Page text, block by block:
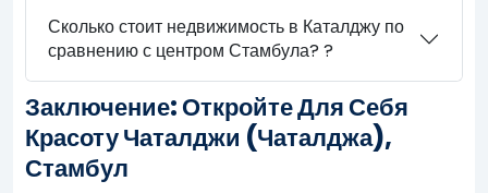
Сколько стоит недвижимость в Каталджу по
сравнению с центром Стамбула? ?
Заключение: Откройте Для Себя
Красоту Чаталджи (Чаталджа),
Стамбул